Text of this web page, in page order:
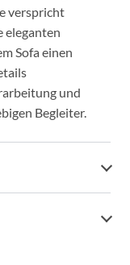
verspricht
eleganten
Sofa einen
und
Begleiter.